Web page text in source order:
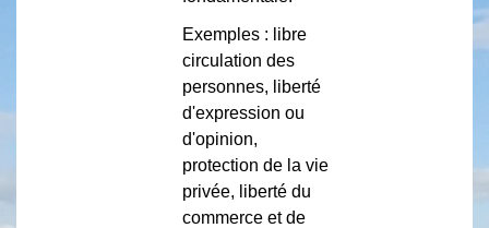
Exemples : libre
circulation des
personnes, liberté
d'expression ou
d'opinion,
protection de la vie
privée, liberté du
commerce et de